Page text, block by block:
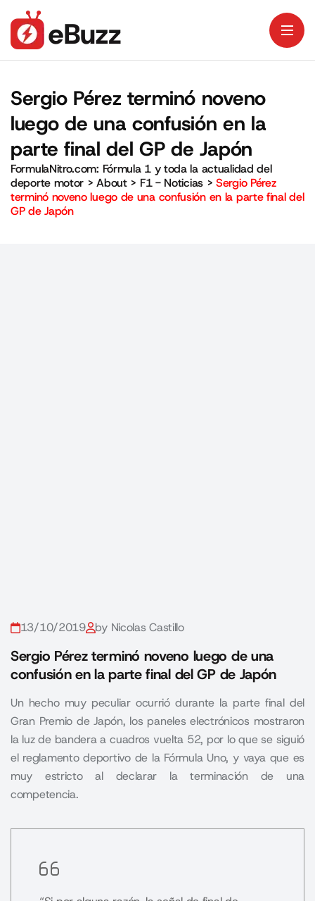
Sergio Pérez terminó noveno
luego de una confusión en la
parte final del GP de Japón
FormulaNitro.com: Fórmula 1 y toda la actualidad del
deporte motor >About> F1 - Noticias>Sergio Pérez
terminó noveno luego de una confusión en la parte final del
GP de Japón
13/10/2019 by Nicolas Castillo
Sergio Pérez terminó noveno luego de una
confusión en la parte final del GP de Japón
Un hecho muy peculiar ocurrió durante la parte final del
Gran Premio de Japón, los paneles electrónicos mostraron
la luz de bandera a cuadros vuelta 52, por lo que se siguió
el reglamento deportivo de la Fórmula Uno, y vaya que es
muy estricto al declarar la terminación de una
competencia.